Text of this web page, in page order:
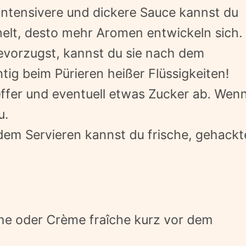
und dickere Sauce kannst du
desto mehr Aromen entwickeln sich.
kannst du sie nach dem
beim Pürieren heißer Flüssigkeiten!
und eventuell etwas Zucker ab.
Servieren kannst du frische,
oder Crème fraîche kurz vor dem